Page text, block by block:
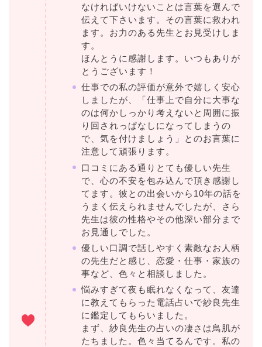
なければいけないことは言葉を選んで
伝えて下さいます。その言葉に救われ
ます。お力のある先生とお見受けしま
す。
ほんとうに感謝します。いつもありが
とうございます！
仕事での私の評価が意外で嬉しく安心
しましたが、「仕事上で自分に大事な
のは何かしっかり考えないと周囲に振
り回されっぱなしになってしまうの
で、気を付けましょう」とのお言葉に
注意して頑張ります。
口コミにある通りとても優しい先生
で、心の不安を包み込んで頂き感謝し
てます。彼との出会いから10年の話を
うまく伝えられませんでしたが、さら
先生は彼の性格やその他深い部分まで
お見通しでした。
優しい口調で話しやすく素敵なお人柄
の先生だと感じ、恋愛・仕事・家族の
事など、色々と相談しました。
悩みすぎて夜も眠れなくなって、友達
に教えてもらった電話占いで紗良先生
に鑑定してもらいました。
まず、紗良先生の占いの凄さは鳥肌が
たちました。色々当てるんです。私の